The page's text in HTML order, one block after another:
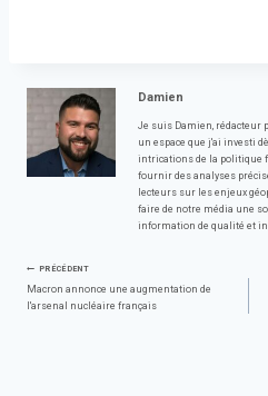
Damien
Je suis Damien, rédacteur
un espace que j'ai investi
intrications de la politique
fournir des analyses
lecteurs sur les enjeux
faire de notre média une
information de qualité et
Navigation
PRÉCÉDENT
Macron annonce une augmentation de
l'arsenal nucléaire français